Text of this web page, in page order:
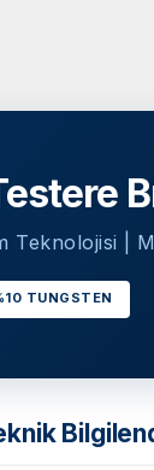
Teknolojisi |
TUNGSTEN